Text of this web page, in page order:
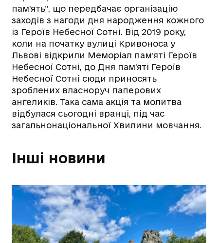
пам’ять”, що передбачає організацію
заходів з нагоди дня народження кожного
із Героїв Небесної Сотні. Від 2019 року,
коли на початку вулиці Кривоноса у
Львові відкрили Меморіал памʼяті Героїв
Небесної Сотні, до Дня пам’яті Героїв
Небесної Сотні сюди приносять
зроблених власноруч паперових
ангеликів. Така сама акція та молитва
відбулася сьогодні вранці, під час
загальнонаціональної Хвилини мовчання.
Інші новини